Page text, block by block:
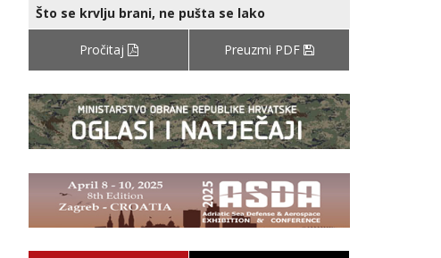
Što se krvlju brani, ne pušta se lako
Pročitaj Preuzmi PDF